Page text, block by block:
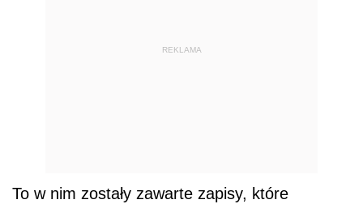
REKLAMA
To w nim zostały zawarte zapisy, które